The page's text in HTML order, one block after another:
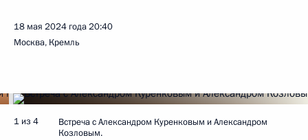
18 мая 2024 года20:40
Москва, Кремль
1 из 4
Встреча с Александром Куренковым и Александром
Козловым.